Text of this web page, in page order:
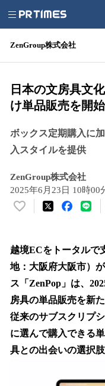
ZenGroup株式会社
日本の文房具文
け単品販売を開始
ボックス定期購入に
入スタイルを提供
ZenGroup株式会社
2025年6月23日 10時00
い
！
を
読
み
込
み
中
で
越境ECをトータルで
地：大阪府大阪市）
ス「ZenPop」は、
房具の単品販売を新
従来のサブスクリプ
に選んで購入できる
具との出会いの選択肢